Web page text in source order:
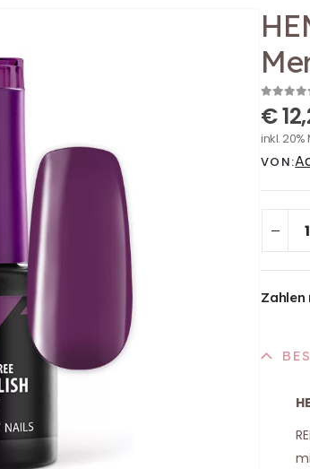
out of
€
inkl. 20%
VON:
Zahlen